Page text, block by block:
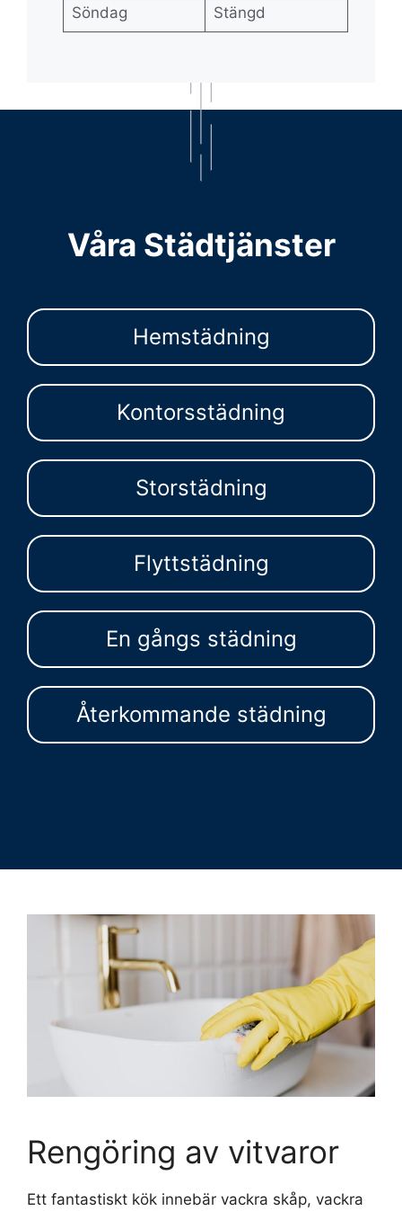
Söndag Stängd
Våra Städtjänster
Hemstädning
Kontorsstädning
Storstädning
Flyttstädning
En gångs städning
Återkommande städning
Rengöring av vitvaror
Ett fantastiskt kök innebär vackra skåp, vackra